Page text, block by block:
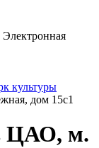
Электронная
культуры
дом 15с1
ЦАО, м.